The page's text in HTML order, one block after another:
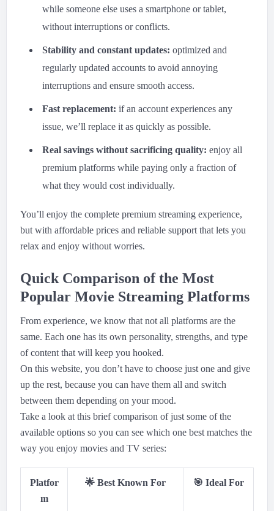
while someone else uses a smartphone or tablet,
without interruptions or conflicts.
Stability and constant updates: optimized and
regularly updated accounts to avoid annoying
interruptions and ensure smooth access.
Fast replacement: if an account experiences any
issue, we’ll replace it as quickly as possible.
Real savings without sacrificing quality: enjoy all
premium platforms while paying only a fraction of
what they would cost individually.
You’ll enjoy the complete premium streaming experience,
but with affordable prices and reliable support that lets you
relax and enjoy without worries.
Quick Comparison of the Most
Popular Movie Streaming Platforms
From experience, we know that not all platforms are the
same. Each one has its own personality, strengths, and type
of content that will keep you hooked.
On this website, you don’t have to choose just one and give
up the rest, because you can have them all and switch
between them depending on your mood.
Take a look at this brief comparison of just some of the
available options so you can see which one best matches the
way you enjoy movies and TV series:
Platfor
m
🌟 Best Known For 🎯 Ideal For